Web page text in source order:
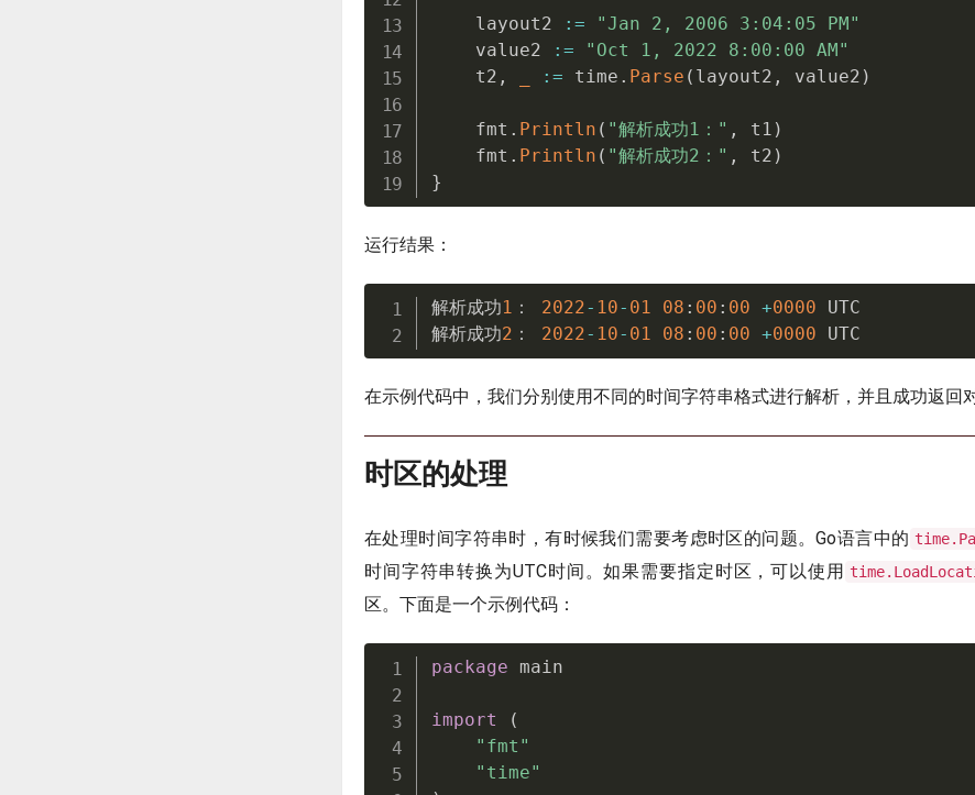
    layout2
:=
"Jan 2, 2006 3:04:05 PM"
    value2
:=
"Oct 1, 2022 8:00:00 AM"
    t2
, := time . Parse ( layout2 , value2 )
    fmt
. Println ( "解析成功1：" , t1 )
    fmt
. Println ( "解析成功2：" , t2 )
}
运行结果：
解析成功1 ： 2022- 10- 01 08 : 00 : 00 +0000 UTC
解析成功2 ： 2022- 10- 01 08 : 00 : 00 +0000 UTC
在示例代码中，我们分别使用不同的时间字符串格式进行解析，并且成功返回
时区的处理
在处理时间字符串时，有时候我们需要考虑时区的问题。Go语言中的
时间字符串转换为UTC时间。如果需要指定时区，可以使用
区。下面是一个示例代码：
package main
import
(
"fmt"
"time"